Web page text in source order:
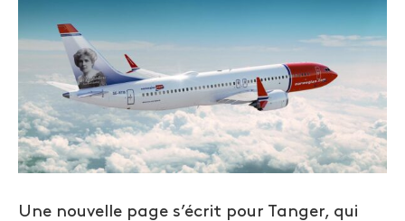
Une nouvelle page s’écrit pour Tanger, qui